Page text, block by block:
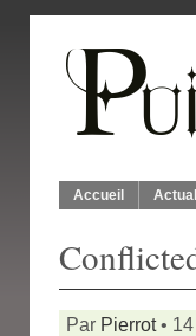
Accueil
Par Pierrot• 14